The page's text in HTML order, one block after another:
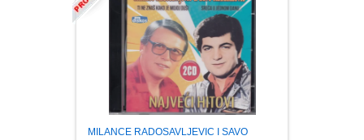
KNJIGE ZA DECU
KOMEDIJA
KRIMINALISTIČKI
KUVARI
MILANCE RADOSAVLJEVIC I SAVO